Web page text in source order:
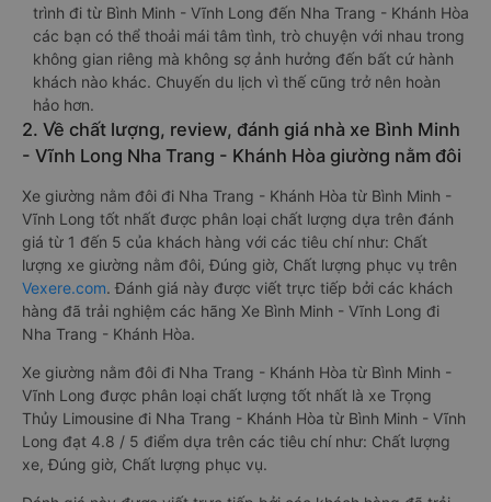
trình đi từ Bình Minh - Vĩnh Long đến Nha Trang - Khánh Hòa
các bạn có thể thoải mái tâm tình, trò chuyện với nhau trong
không gian riêng mà không sợ ảnh hưởng đến bất cứ hành
khách nào khác. Chuyến du lịch vì thế cũng trở nên hoàn
hảo hơn.
2. Về chất lượng, review, đánh giá nhà xe Bình Minh
- Vĩnh Long Nha Trang - Khánh Hòa giường nằm đôi
Xe giường nằm đôi đi Nha Trang - Khánh Hòa từ Bình Minh -
Vĩnh Long tốt nhất được phân loại chất lượng dựa trên đánh
giá từ 1 đến 5 của khách hàng với các tiêu chí như: Chất
lượng xe giường nằm đôi, Đúng giờ, Chất lượng phục vụ trên
Vexere.com. Đánh giá này được viết trực tiếp bởi các khách
hàng đã trải nghiệm các hãng Xe Bình Minh - Vĩnh Long đi
Nha Trang - Khánh Hòa.
Xe giường nằm đôi đi Nha Trang - Khánh Hòa từ Bình Minh -
Vĩnh Long được phân loại chất lượng tốt nhất là xe Trọng
Thủy Limousine đi Nha Trang - Khánh Hòa từ Bình Minh - Vĩnh
Long đạt 4.8 / 5 điểm dựa trên các tiêu chí như: Chất lượng
xe, Đúng giờ, Chất lượng phục vụ.